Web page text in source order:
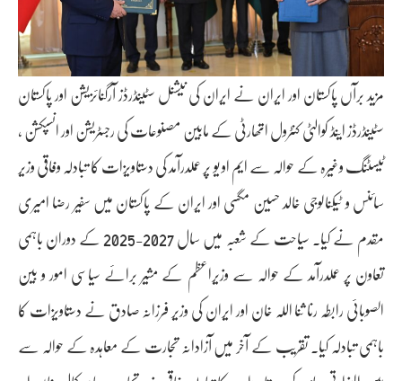
مزید برآں پاکستان اور ایران نے ایران کی نیشنل سٹینڈرڈز آرگنائزیشن اور پاکستان
سٹینڈرڈز اینڈ کوالٹی کنٹرول اتھارٹی کے مابین مصنوعات کی رجسٹریشن اور انسپکشن ،
ٹیسٹنگ وغیرہ کے حوالہ سے ایم او یو پر عملدرآمد کی دستاویزات کا تبادلہ وفاقی وزیر
سائنس و ٹیکنالوجی خالد حسین مگسی اور ایران کے پاکستان میں سفیر رضا امیری
مقدم نے کیا۔ سیاحت کے شعبہ میں سال 2027-2025 کے دوران باہمی
تعاون پر عملدرآمد کے حوالہ سے وزیراعظم کے مشیر برائے سیاسی امور و بین
الصوبائی رابطہ رنا ثنا اللہ خان اور ایران کی وزیر فرزانہ صادق نے دستاویزات کا
باہمی تبادلہ کیا۔ تقریب کے آخر میں آزادانہ تجارت کے معاہدہ کے حوالہ سے